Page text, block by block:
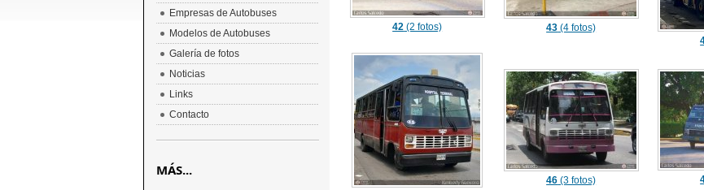
42 (2 fotos) 43 (4 fotos)
46 (3 fotos)
Empresas de Autobuses
Modelos de Autobuses
Galería de fotos
Noticias
Links
Contacto
MÁS...